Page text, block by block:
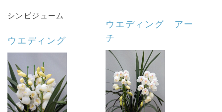
シンビジューム
ウエディング
ウエディング アー
チ